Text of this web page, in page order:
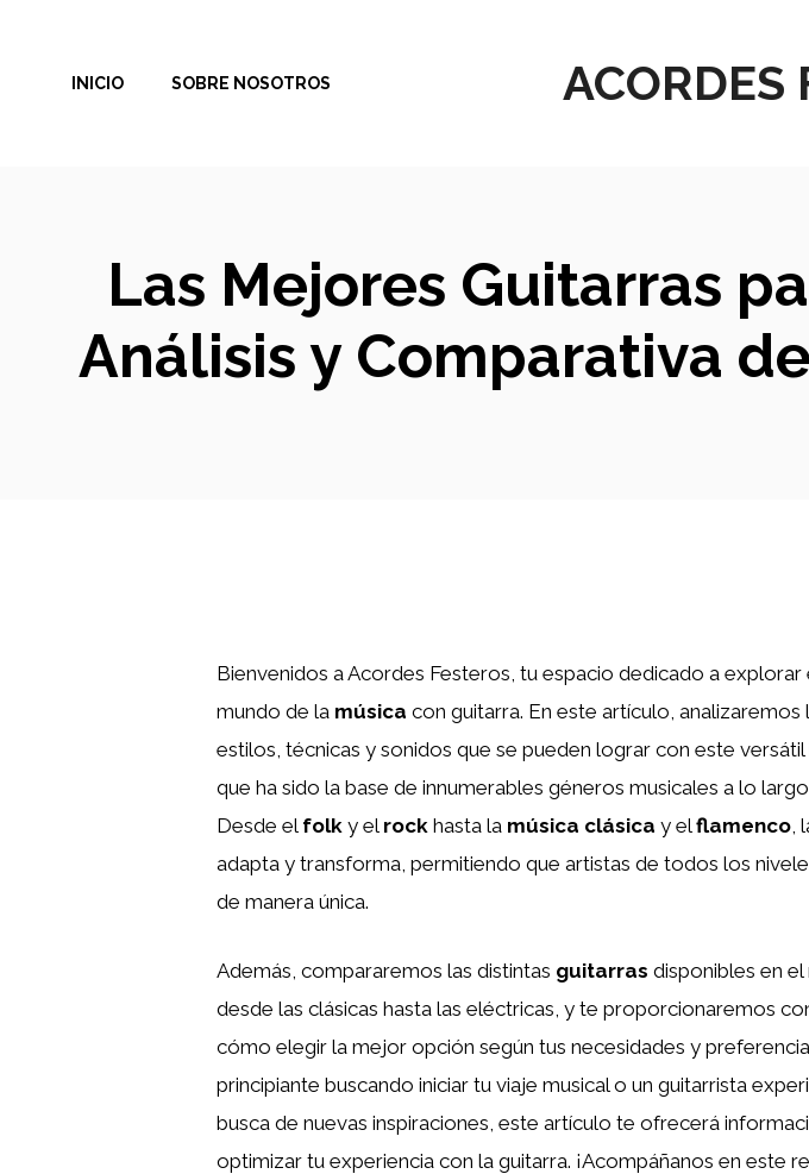
contenido
ACORDES
INICIO SOBRE NOSOTROS
Las Mejores Guitarras
Análisis y Comparativa
Bienvenidos a Acordes Festeros, tu espacio dedicado a explorar
mundo de la música con guitarra. En este artículo,
estilos, técnicas y sonidos que se pueden lograr con este
que ha sido la base de innumerables géneros musicales a lo
Desde el folk y el rock hasta la música clásica y elflamenco,
adapta y transforma, permitiendo que artistas de todos los
de manera única.
Además, compararemos las distintas guitarras disponibles en el
desde las clásicas hasta las eléctricas, y te proporcionaremos
cómo elegir la mejor opción según tus necesidades y
principiante buscando iniciar tu viaje musical o un guitarrista
busca de nuevas inspiraciones, este artículo te ofrecerá
optimizar tu experiencia con la guitarra. ¡Acompáñanos en este